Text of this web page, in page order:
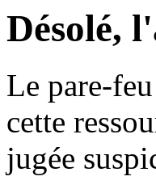
Désolé,
Le pare-
cette
jugée